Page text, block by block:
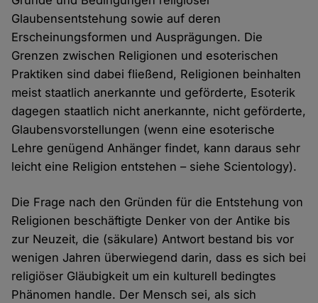
Glaubensentstehung sowie auf deren
Erscheinungsformen und Ausprägungen. Die
Grenzen zwischen Religionen und esoterischen
Praktiken sind dabei fließend, Religionen beinhalten
meist staatlich anerkannte und geförderte, Esoterik
dagegen staatlich nicht anerkannte, nicht geförderte,
Glaubensvorstellungen (wenn eine esoterische
Lehre genügend Anhänger findet, kann daraus sehr
leicht eine Religion entstehen – siehe Scientology).
Die Frage nach den Gründen für die Entstehung von
Religionen beschäftigte Denker von der Antike bis
zur Neuzeit, die (säkulare) Antwort bestand bis vor
wenigen Jahren überwiegend darin, dass es sich bei
religiöser Gläubigkeit um ein kulturell bedingtes
Phänomen handle. Der Mensch sei, als sich